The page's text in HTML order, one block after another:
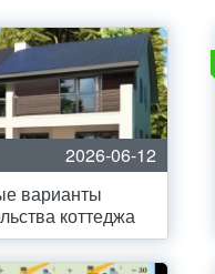
2026-06-12
варианты
коттеджа